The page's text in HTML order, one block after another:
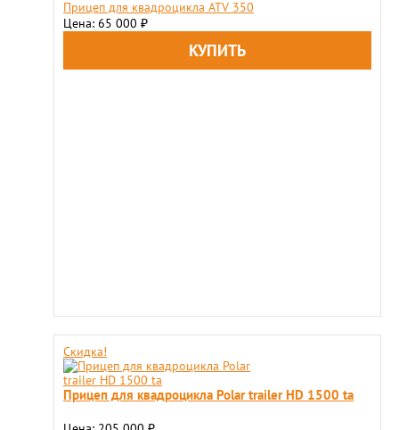
Прицеп для квадроцикла ATV 350
Цена: 65 000 ₽
Скидка!
Прицеп для квадроцикла Polar trailer HD 1500 ta
₽